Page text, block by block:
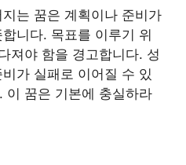
는 꿈은 계획이나 준비가
니다. 목표를 이루기 위
져야 함을 경고합니다. 성
가 실패로 이어질 수 있
이 꿈은 기본에 충실하라